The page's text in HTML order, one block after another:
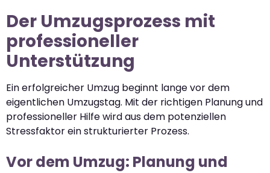
Der Umzugsprozess mit
professioneller
Unterstützung
Ein erfolgreicher Umzug beginnt lange vor dem
eigentlichen Umzugstag. Mit der richtigen Planung und
professioneller Hilfe wird aus dem potenziellen
Stressfaktor ein strukturierter Prozess.
Vor dem Umzug: Planung und